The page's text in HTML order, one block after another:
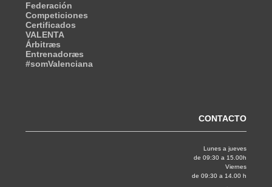
Federación
Competiciones
Certificados
VALENTA
Árbitræs
Entrenadoræs
#somValenciana
CONTACTO
Lunes a jueves
de 09:30 a 15.00h
Viernes
de 09:30 a 14.00 h